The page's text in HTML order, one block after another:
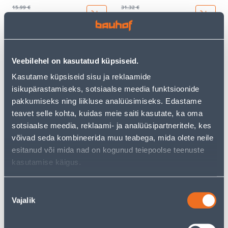
Veebilehel on kasutatud küpsiseid.
Kasutame küpsiseid sisu ja reklaamide
isikupärastamiseks, sotsiaalse meedia funktsioonide
pakkumiseks ning liikluse analüüsimiseks. Edastame
teavet selle kohta, kuidas meie saiti kasutate, ka oma
sotsiaalse meedia, reklaami- ja analüüsipartneritele, kes
võivad seda kombineerida muu teabega, mida olete neile
esitanud või mida nad on kogunud teiepoolse teenuste
kasutamise käigus.
valik
Vajalik
15.99 €
9
31.32 €
18
LÜLITI 1-NE ABB VEKSEL
BEEŽ BASIC55
5
LÜLITI 1-NE ABB RIST BEEŽ
BASIC55
14 .15 €